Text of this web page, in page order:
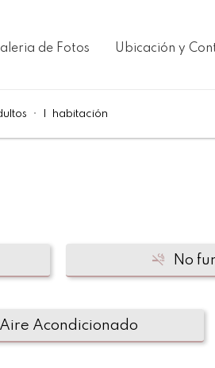
de Fotos Ubicación y
• habitación
No
Aire Acondicionado